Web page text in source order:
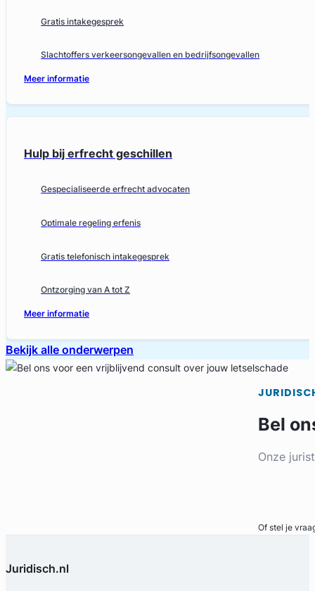
Gratis intakegesprek
Slachtoffers verkeersongevallen en bedrijfsongevallen
Meer informatie
Hulp bij erfrecht geschillen
Gespecialiseerde erfrecht advocaten
Optimale regeling erfenis
Gratis telefonisch intakegesprek
Ontzorging van A tot Z
Meer informatie
Bekijk alle onderwerpen
Bel
Onze
Of stel je
Juridisch.nl